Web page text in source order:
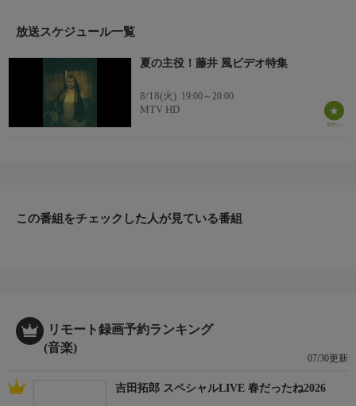
放送スケジュール一覧
夏の主役！藤井 風ビデオ特集
8/18(火) 19:00～20:00
MTV HD
この番組をチェックした人が見ている番組
リモート録画予約ランキング
(音楽)
07/30更新
吉田拓郎 スペシャルLIVE 春だったね2026